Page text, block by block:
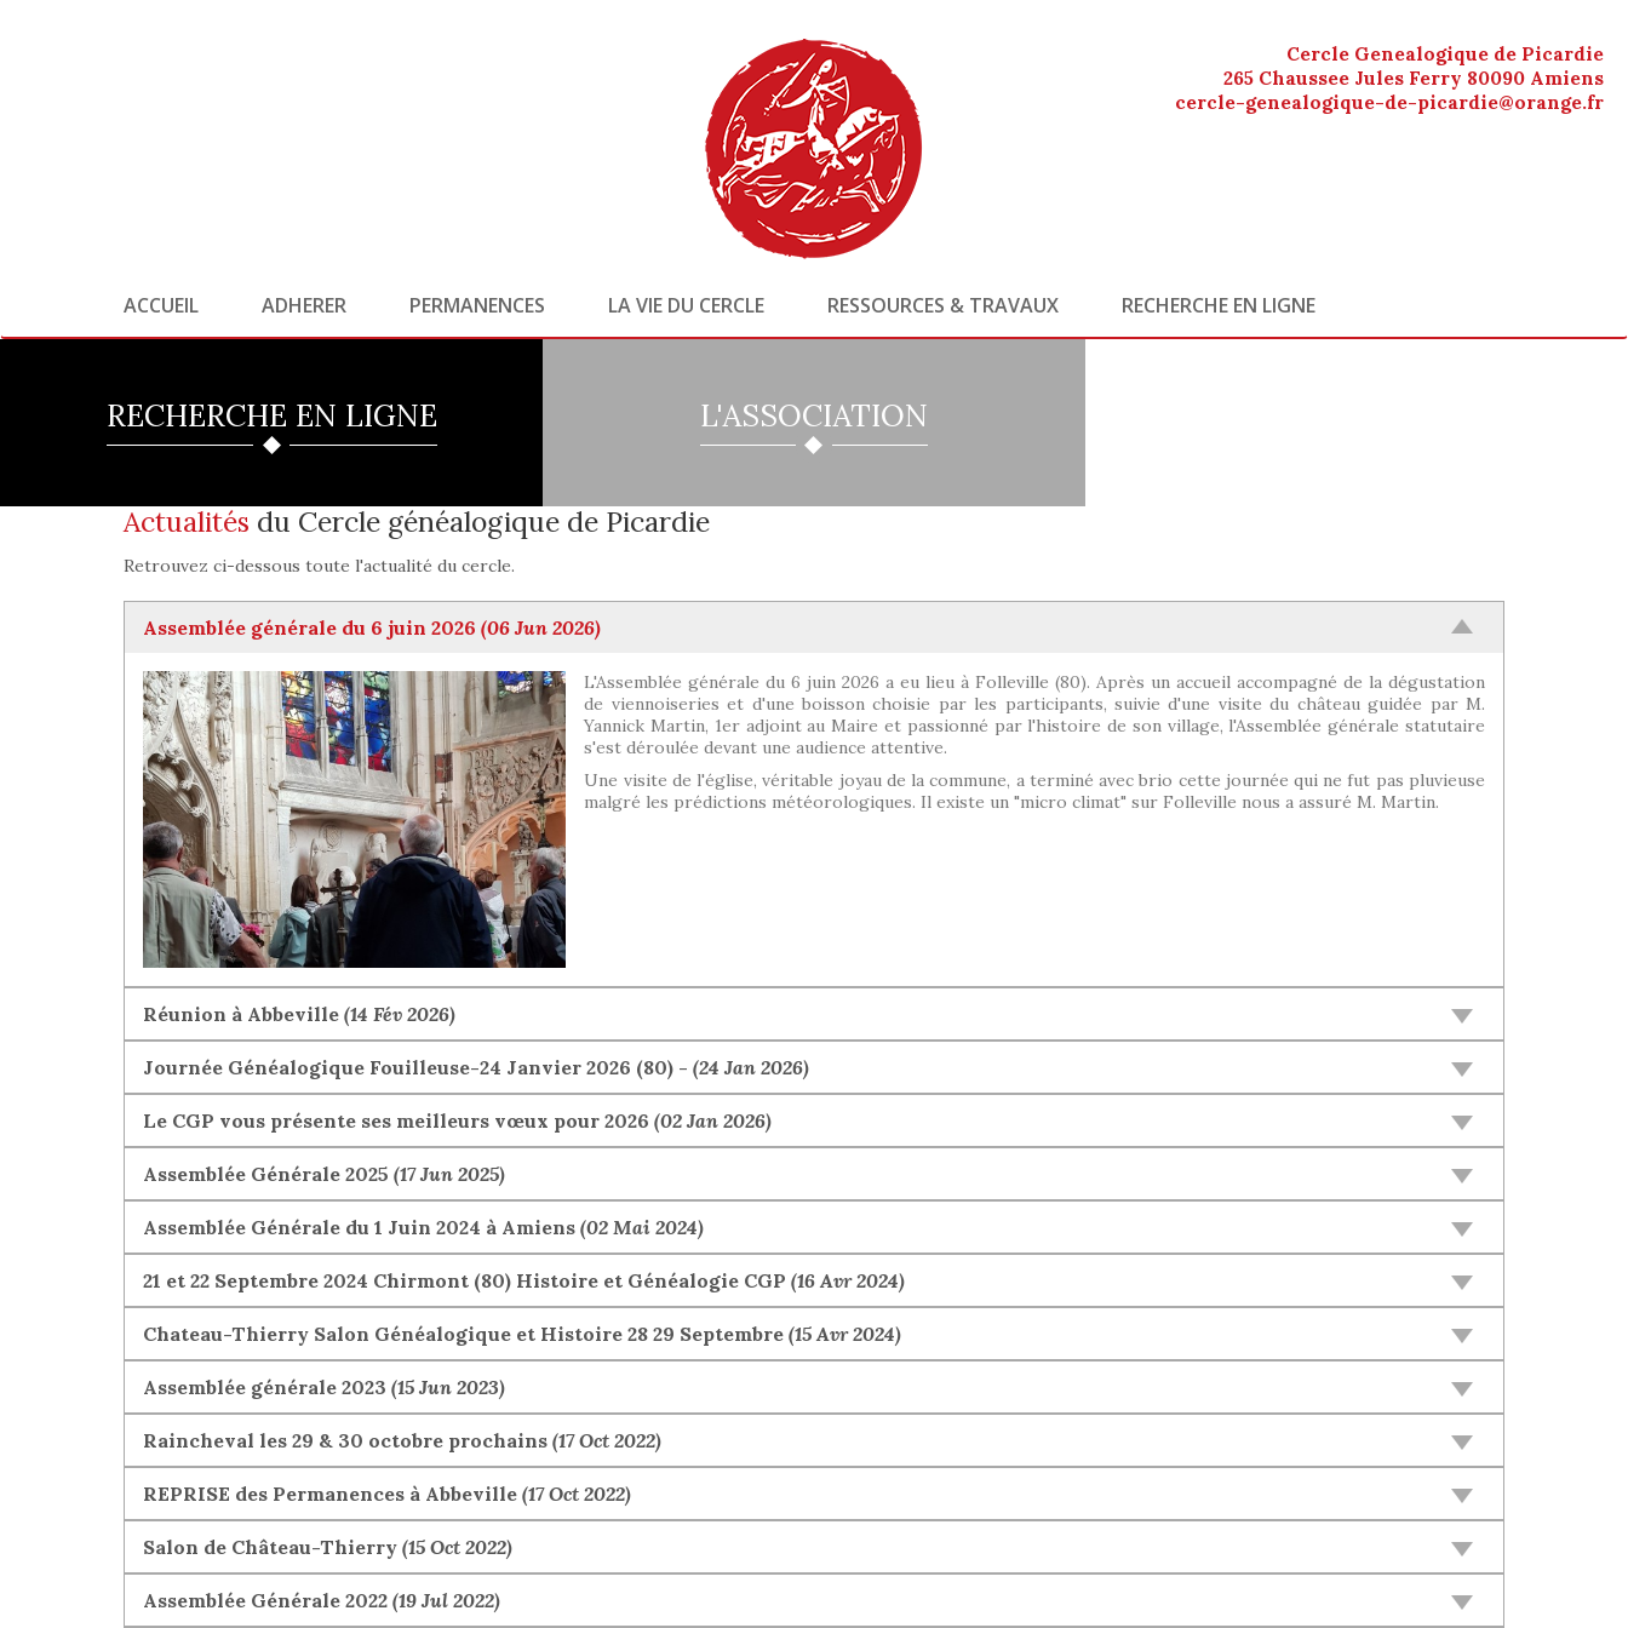
Cercle Genealogique de Picardie
265 Chaussee Jules Ferry 80090 Amiens
cercle-genealogique-de-picardie@orange.fr
ACCUEIL ADHERER PERMANENCES LA VIE DU CERCLE RESSOURCES & TRAVAUX RECHERCHE EN LIGNE
RECHERCHE EN LIGNE L'ASSOCIATION
Actualités du Cercle généalogique de Picardie
Retrouvez ci-dessous toute l'actualité du cercle.
Assemblée générale du 6 juin 2026 (06 Jun 2026)
L'Assemblée générale du 6 juin 2026 a eu lieu à Folleville (80). Après un accueil accompagné de la dégustation
de viennoiseries et d'une boisson choisie par les participants, suivie d'une visite du château guidée par M.
Yannick Martin, 1er adjoint au Maire et passionné par l'histoire de son village, l'Assemblée générale statutaire
s'est déroulée devant une audience attentive.
Une visite de l'église, véritable joyau de la commune, a terminé avec brio cette journée qui ne fut pas pluvieuse
malgré les prédictions météorologiques. Il existe un "micro climat" sur Folleville nous a assuré M. Martin.
Réunion à Abbeville (14 Fév 2026)
Journée Généalogique Fouilleuse-24 Janvier 2026 (80) - (24 Jan 2026)
Le CGP vous présente ses meilleurs vœux pour 2026 (02 Jan 2026)
Assemblée Générale 2025 (17 Jun 2025)
Assemblée Générale du 1 Juin 2024 à Amiens (02 Mai 2024)
21 et 22 Septembre 2024 Chirmont (80) Histoire et Généalogie CGP (16 Avr 2024)
Chateau-Thierry Salon Généalogique et Histoire 28 29 Septembre (15 Avr 2024)
Assemblée générale 2023 (15 Jun 2023)
Raincheval les 29 & 30 octobre prochains (17 Oct 2022)
REPRISE des Permanences à Abbeville (17 Oct 2022)
Salon de Château-Thierry (15 Oct 2022)
Assemblée Générale 2022 (19 Jul 2022)